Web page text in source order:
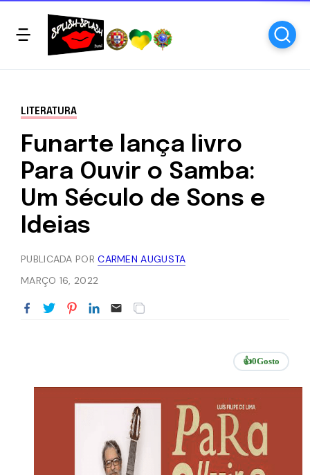
LITERATURA
Funarte lança livro
Para Ouvir o Samba:
Um Século de Sons e
Ideias
PUBLICADA PORCARMEN AUGUSTA
MARÇO 16, 2022
👍0Gosto